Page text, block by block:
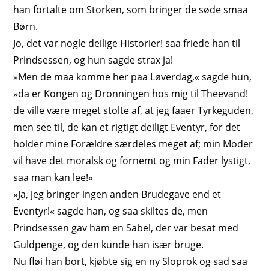
han fortalte om Storken, som bringer de søde smaa
Børn.
Jo, det var nogle deilige Historier! saa friede han til
Prindsessen, og hun sagde strax ja!
»Men de maa komme her paa Løverdag,« sagde hun,
»da er Kongen og Dronningen hos mig til Theevand!
de ville være meget stolte af, at jeg faaer Tyrkeguden,
men see til, de kan et rigtigt deiligt Eventyr, for det
holder mine Forældre særdeles meget af; min Moder
vil have det moralsk og fornemt og min Fader lystigt,
saa man kan lee!«
»Ja, jeg bringer ingen anden Brudegave end et
Eventyr!« sagde han, og saa skiltes de, men
Prindsessen gav ham en Sabel, der var besat med
Guldpenge, og den kunde han især bruge.
Nu fløi han bort, kjøbte sig en ny Sloprok og sad saa